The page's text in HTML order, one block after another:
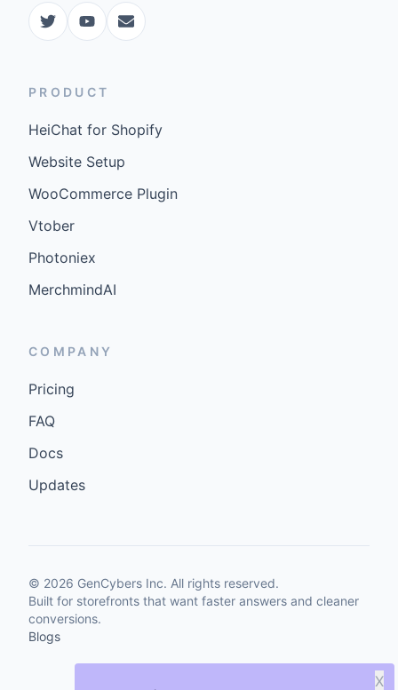
X
PRODUCT
HeiChat for Shopify
Website Setup
WooCommerce Plugin
Vtober
Photoniex
MerchmindAI
COMPANY
Pricing
FAQ
Docs
Updates
© 2026 GenCybers Inc. All rights reserved.
Built for storefronts that want faster answers and cleaner
conversions.
Blogs